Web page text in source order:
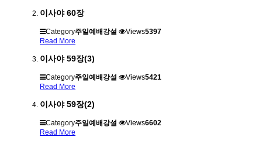
이사야 60장
Category주일예배강설 Views5397
Read More
이사야 59장(3)
Category주일예배강설 Views5421
Read More
이사야 59장(2)
Category주일예배강설 Views6602
Read More